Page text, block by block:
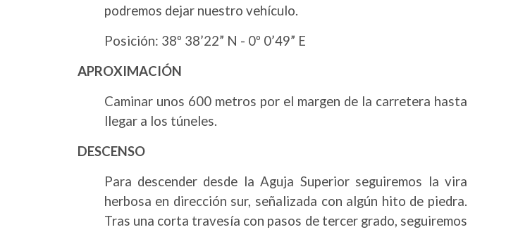
podremos dejar nuestro vehículo.
Posición: 38º 38’22” N - 0º 0’49” E
APROXIMACIÓN
Caminar unos 600 metros por el margen de la carretera hasta
llegar a los túneles.
DESCENSO
Para descender desde la Aguja Superior seguiremos la vira
herbosa en dirección sur, señalizada con algún hito de piedra.
Tras una corta travesía con pasos de tercer grado, seguiremos